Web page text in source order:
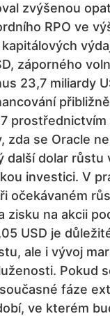
zvýšenou
RPO ve
kapitálových
záporného
23,7 miliardy
prostřednictvím
zda se Oracle
další dolar růstu
investici. V
očekávaném
zisku na akcii
USD je
ale i vývoj
Pokud
fáze
ve kterém